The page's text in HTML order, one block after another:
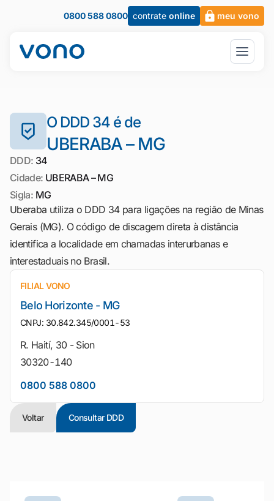
0800 588 0800 contrate online meu vono
O DDD 34 é de
UBERABA – MG
DDD: 34
Cidade: UBERABA – MG
Sigla: MG
Uberaba utiliza o DDD 34 para ligações na região de Minas
Gerais (MG). O código de discagem direta à distância
identifica a localidade em chamadas interurbanas e
interestaduais no Brasil.
FILIAL VONO
Belo Horizonte - MG
CNPJ: 30.842.345/0001-53
R. Haití, 30 - Sion
30320-140
0800 588 0800
Voltar Consultar DDD